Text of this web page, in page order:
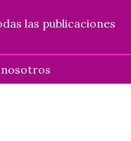
las publicaciones